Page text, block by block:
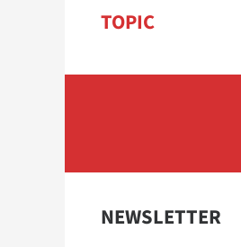
TOPIC
NEWSLETTER